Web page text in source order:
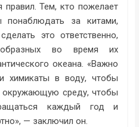
Тем, кто пожелает
понаблюдать за китами,
это ответственно,
во время их
океана. «Важно
химикаты в воду, чтобы
среду, чтобы
каждый год и
— заключил он.